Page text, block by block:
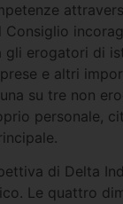
Consiglio
erogatori di
e altri
su tre non
personale,
di Delta
Le quattro